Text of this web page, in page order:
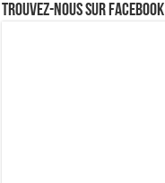
Trouvez-nous sur Facebook